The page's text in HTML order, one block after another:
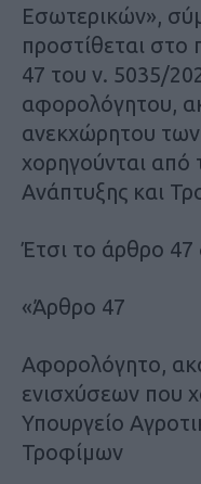
Εσωτερικών»,
προστίθεται
47 του ν. 5035/
αφορολόγητου,
ανεκχώρητου
χορηγούνται από
Ανάπτυξης και
Έτσι το άρθρο
«Άρθρο 47
Αφορολόγητο,
ενισχύσεων που
Υπουργείο
Τροφίμων